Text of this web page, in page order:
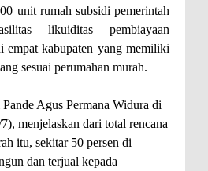
unit rumah subsidi pemerintah
likuiditas pembiayaan
empat kabupaten yang memiliki
sesuai perumahan murah.
Agus Permana Widura di
menjelaskan dari total rencana
itu, sekitar 50 persen di
dan terjual kepada